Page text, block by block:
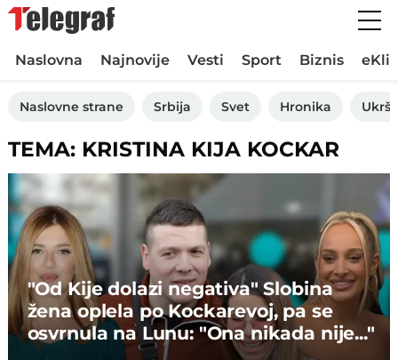
Naslovna Najnovije Vesti Sport Biznis
Naslovne strane Srbija Svet Hronika
TEMA: KRISTINA KIJA KOCKAR
"Od Kije dolazi negativa" Slobina
žena oplela po Kockarevoj, pa se
osvrnula na Lunu: "Ona nikada nije..."